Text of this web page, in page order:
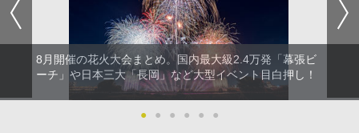
8月開催の花火大会まとめ。国内最大級2.4万発「幕張ビ
ーチ」や日本三大「長岡」など大型イベント目白押し！
● ● ● ● ● ●